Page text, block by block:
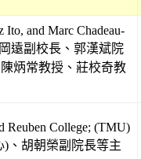
Ito, and Marc Chadeau-
遠副校長、郭漢斌院
炳常教授、莊校奇教
Reuben College; (TMU)
、胡朝榮副院長等主